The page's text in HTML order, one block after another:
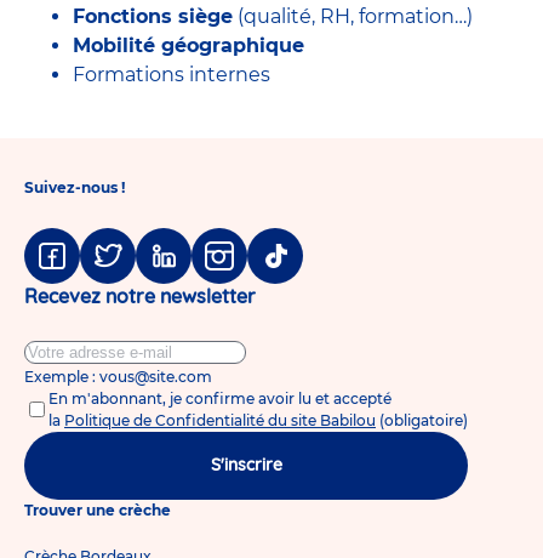
Fonctions siège (qualité, RH, formation…)
Mobilité géographique
Formations internes
Suivez-nous !
Facebook
TwitterLinkedinInstagram
Tiktok
Recevez notre newsletter
Exemple : vous@site.com
En m'abonnant, je confirme avoir lu et accepté
la Politique de Confidentialité du site Babilou (obligatoire)
S'inscrire
Trouver une crèche